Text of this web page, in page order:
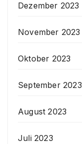
Dezember 2023
November 2023
Oktober 2023
September 2023
August 2023
Juli 2023